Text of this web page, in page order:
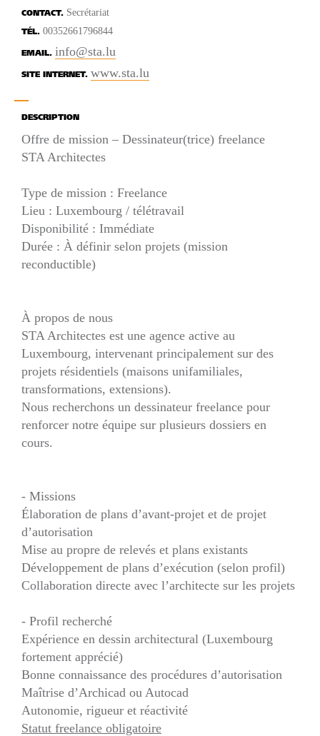
CONTACT. Secrétariat
TÉL. 00352661796844
EMAIL. info@sta.lu
SITE INTERNET. www.sta.lu
DESCRIPTION
Offre de mission – Dessinateur(trice) freelance
STA Architectes
Type de mission : Freelance
Lieu : Luxembourg / télétravail
Disponibilité : Immédiate
Durée : À définir selon projets (mission
reconductible)
À propos de nous
STA Architectes est une agence active au
Luxembourg, intervenant principalement sur des
projets résidentiels (maisons unifamiliales,
transformations, extensions).
Nous recherchons un dessinateur freelance pour
renforcer notre équipe sur plusieurs dossiers en
cours.
- Missions
Élaboration de plans d’avant-projet et de projet
d’autorisation
Mise au propre de relevés et plans existants
Développement de plans d’exécution (selon profil)
Collaboration directe avec l’architecte sur les projets
- Profil recherché
Expérience en dessin architectural (Luxembourg
fortement apprécié)
Bonne connaissance des procédures d’autorisation
Maîtrise d’Archicad ou Autocad
Autonomie, rigueur et réactivité
Statut freelance obligatoire